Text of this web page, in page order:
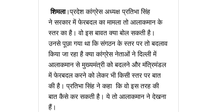
शिमला।प्रदेश कांग्रेस अध्‍यक्ष प्रतिभा सिंह
ने सरकार में फेरबदल का मामला तो आलाकमान के
स्‍तर का है। वो इस बावत क्‍या बोल सकती है।
उनसे पूछा गया था कि संगठन के स्‍तर पर तो बदलाव
किया जा रहा है क्‍या कांग्रेस नेताओं ने दिल्‍ली में
आलाकमान से मुख्‍यमंत्री को बदलने और मंत्रिमंडल
में फेरबदल करने को लेकर भी किसी स्‍तर पर बात
की है। प्रतिभा सिंह ने कहा कि वो इस तरह की
बात कैसे कर सकती है। ये तो आलाकमान ने देखना
हैं।